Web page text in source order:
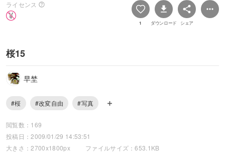
ライセンス
1 ダウンロード シェア
桜15
早埜
#桜 #改変自由 #写真
閲覧数：169
投稿日：2009/01/29 14:53:51
大きさ：2700x1800px
ファイルサイズ：653.1KB